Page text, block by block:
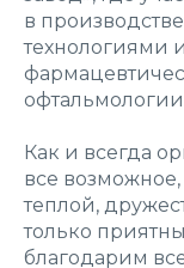
в
технологиями
Как и всегда
все
теплой,
только
благодарим